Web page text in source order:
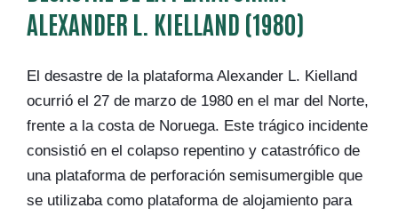
ALEXANDER L. KIELLAND (1980)
El desastre de la plataforma Alexander L. Kielland
ocurrió el 27 de marzo de 1980 en el mar del Norte,
frente a la costa de Noruega. Este trágico incidente
consistió en el colapso repentino y catastrófico de
una plataforma de perforación semisumergible que
se utilizaba como plataforma de alojamiento para